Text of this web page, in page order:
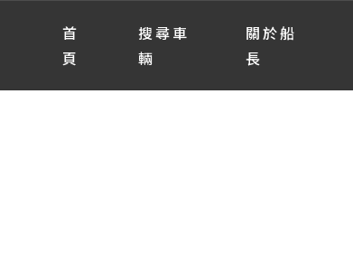
首
頁
搜尋車
輛
關於船
長